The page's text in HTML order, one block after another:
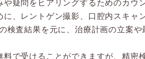
疑問をヒアリングするためのカウ
、レントゲン撮影、口腔内スキャ
検査結果を元に、治療計画の立案や
で受けることができますが、精密